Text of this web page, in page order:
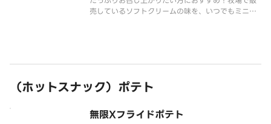
売しているソフトクリームの味を、いつでもミニス
（ホットスナック）ポテト
無限Xフライドポテト